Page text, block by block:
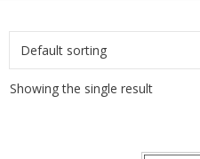
Showing the single result